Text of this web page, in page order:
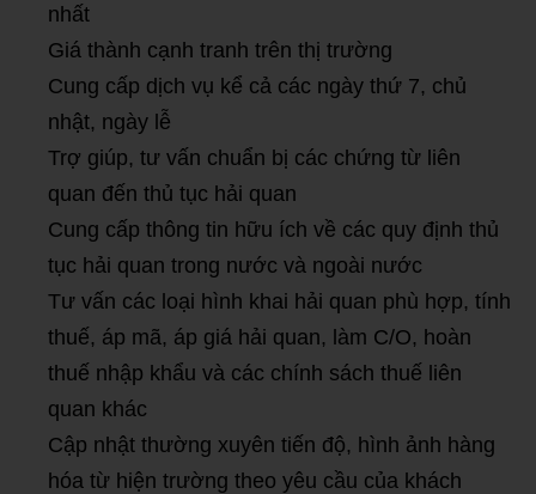
nhất
Giá thành cạnh tranh trên thị trường
Cung cấp dịch vụ kể cả các ngày thứ 7, chủ
nhật, ngày lễ
Trợ giúp, tư vấn chuẩn bị các chứng từ liên
quan đến thủ tục hải quan
Cung cấp thông tin hữu ích về các quy định thủ
tục hải quan trong nước và ngoài nước
Tư vấn các loại hình khai hải quan phù hợp, tính
thuế, áp mã, áp giá hải quan, làm C/O, hoàn
thuế nhập khẩu và các chính sách thuế liên
quan khác
Cập nhật thường xuyên tiến độ, hình ảnh hàng
hóa từ hiện trường theo yêu cầu của khách